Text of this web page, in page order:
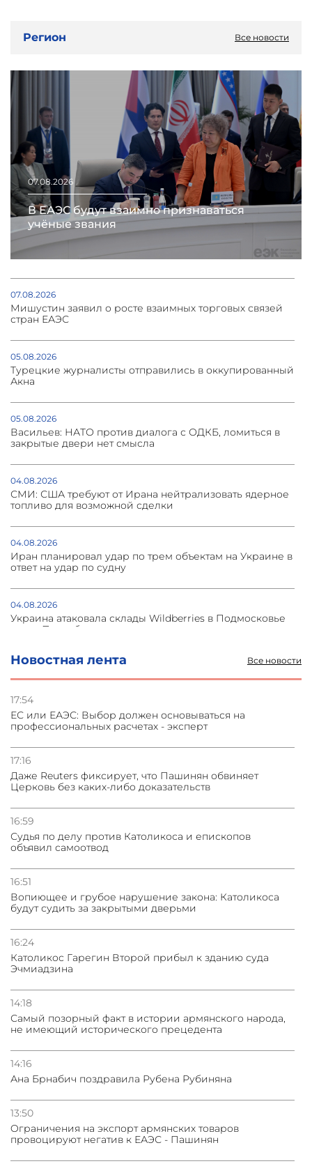
Новостная лента Все новости
17:54
ЕС или ЕАЭС: Выбор должен основываться на
профессиональных расчетах - эксперт
17:16
Даже Reuters фиксирует, что Пашинян обвиняет
Церковь без каких-либо доказательств
16:59
Судья по делу против Католикоса и епископов
объявил самоотвод
16:51
Вопиющее и грубое нарушение закона: Католикоса
будут судить за закрытыми дверьми
16:24
Католикос Гарегин Второй прибыл к зданию суда
Эчмиадзина
14:18
Самый позорный факт в истории армянского народа,
не имеющий исторического прецедента
14:16
Ана Брнабич поздравила Рубена Рубиняна
13:50
Oграничения на экспорт армянских товаров
провоцируют негатив к ЕАЭС - Пашинян
Регион Все новости
07.08.2026
В ЕАЭС будут взаимно признаваться
учёные звания
07.08.2026
Мишустин заявил о росте взаимных торговых связей
стран ЕАЭС
05.08.2026
Турецкие журналисты отправились в оккупированный
Акна
05.08.2026
Васильев: НАТО против диалога с ОДКБ, ломиться в
закрытые двери нет смысла
04.08.2026
СМИ: США требуют от Ирана нейтрализовать ядерное
топливо для возможной сделки
04.08.2026
Иран планировал удар по трем объектам на Украине в
ответ на удар по судну
04.08.2026
Украина атаковала склады Wildberries в Подмосковье
и под Петербургом
03.08.2026
Стратегия безопасности ОДКБ допускает применение
03.08.2026
31.07.2026
погрануправления СНБ Армении в Тбилиси